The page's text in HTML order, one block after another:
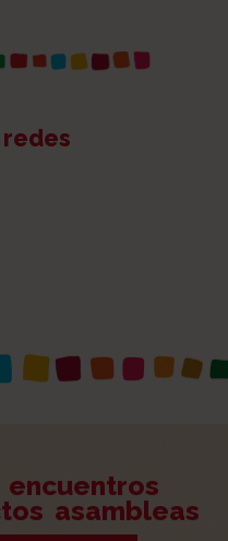
redes
encuentros
asambleas